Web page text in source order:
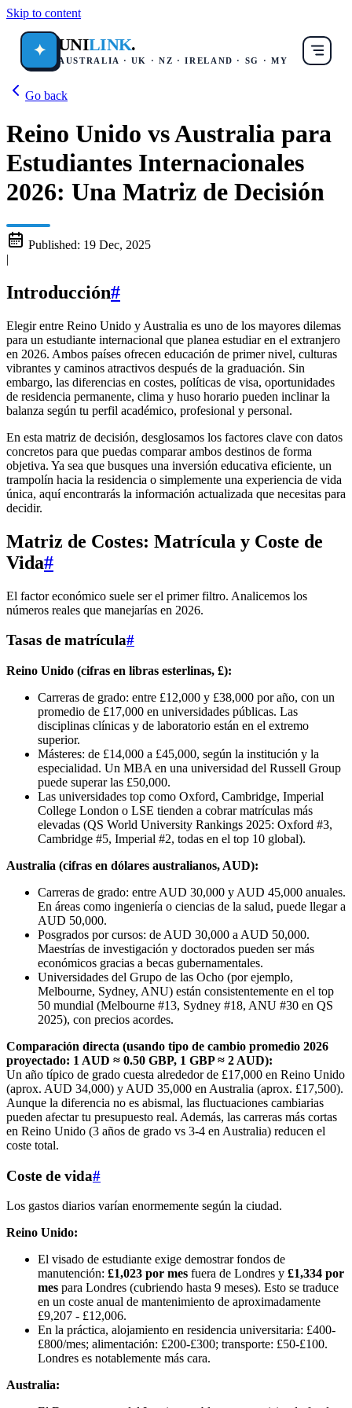
Skip to content
✦ UNILINK.
AUSTRALIA · UK · NZ · IRELAND · SG · MY
Go back
Reino Unido vs Australia para
Estudiantes Internacionales
2026: Una Matriz de Decisión
Published: 19 Dec, 2025
|
Introducción#
Elegir entre Reino Unido y Australia es uno de los mayores dilemas
para un estudiante internacional que planea estudiar en el extranjero
en 2026. Ambos países ofrecen educación de primer nivel, culturas
vibrantes y caminos atractivos después de la graduación. Sin
embargo, las diferencias en costes, políticas de visa, oportunidades
de residencia permanente, clima y huso horario pueden inclinar la
balanza según tu perfil académico, profesional y personal.
En esta matriz de decisión, desglosamos los factores clave con datos
concretos para que puedas comparar ambos destinos de forma
objetiva. Ya sea que busques una inversión educativa eficiente, un
trampolín hacia la residencia o simplemente una experiencia de vida
única, aquí encontrarás la información actualizada que necesitas para
decidir.
Matriz de Costes: Matrícula y Coste de
Vida#
El factor económico suele ser el primer filtro. Analicemos los
números reales que manejarías en 2026.
Tasas de matrícula#
Reino Unido (cifras en libras esterlinas, £):
Carreras de grado: entre £12,000 y £38,000 por año, con un
promedio de £17,000 en universidades públicas. Las
disciplinas clínicas y de laboratorio están en el extremo
superior.
Másteres: de £14,000 a £45,000, según la institución y la
especialidad. Un MBA en una universidad del Russell Group
puede superar las £50,000.
Las universidades top como Oxford, Cambridge, Imperial
College London o LSE tienden a cobrar matrículas más
elevadas (QS World University Rankings 2025: Oxford #3,
Cambridge #5, Imperial #2, todas en el top 10 global).
Australia (cifras en dólares australianos, AUD):
Carreras de grado: entre AUD 30,000 y AUD 45,000 anuales.
En áreas como ingeniería o ciencias de la salud, puede llegar a
AUD 50,000.
Posgrados por cursos: de AUD 30,000 a AUD 50,000.
Maestrías de investigación y doctorados pueden ser más
económicos gracias a becas gubernamentales.
Universidades del Grupo de las Ocho (por ejemplo,
Melbourne, Sydney, ANU) están consistentemente en el top
50 mundial (Melbourne #13, Sydney #18, ANU #30 en QS
2025), con precios acordes.
Comparación directa (usando tipo de cambio promedio 2026
proyectado: 1 AUD ≈ 0.50 GBP, 1 GBP ≈ 2 AUD):
Un año típico de grado cuesta alrededor de £17,000 en Reino Unido
(aprox. AUD 34,000) y AUD 35,000 en Australia (aprox. £17,500).
Aunque la diferencia no es abismal, las fluctuaciones cambiarias
pueden afectar tu presupuesto real. Además, las carreras más cortas
en Reino Unido (3 años de grado vs 3-4 en Australia) reducen el
coste total.
Coste de vida#
Los gastos diarios varían enormemente según la ciudad.
Reino Unido:
El visado de estudiante exige demostrar fondos de
manutención: £1,023 por mes fuera de Londres y £1,334 por
mes para Londres (cubriendo hasta 9 meses). Esto se traduce
en un coste anual de mantenimiento de aproximadamente
£9,207 - £12,006.
En la práctica, alojamiento en residencia universitaria: £400-
£800/mes; alimentación: £200-£300; transporte: £50-£100.
Londres es notablemente más cara.
Australia: